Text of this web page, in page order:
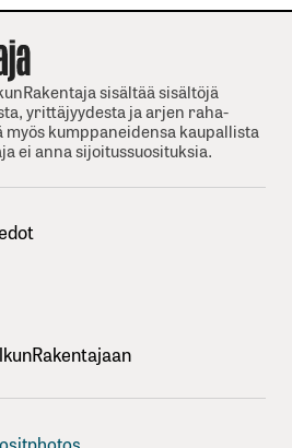
sisältää sisältöjä
yrittäjyydesta ja arjen raha-
myös kumppaneidensa kaupallista
ei anna sijoitussuosituksia.